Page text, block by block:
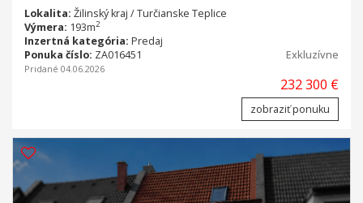
Lokalita: Žilinský kraj / Turčianske Teplice
Výmera: 193m2
Inzertná kategória: Predaj
Ponuka číslo: ZA016451 Exkluzívne
Pridané 04.06.2026
232 300 €
zobraziť ponuku